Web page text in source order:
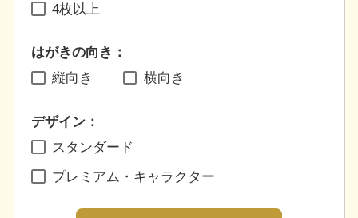
4枚以上
はがきの向き：
縦向き
横向き
デザイン：
スタンダード
プレミアム・キャラクター